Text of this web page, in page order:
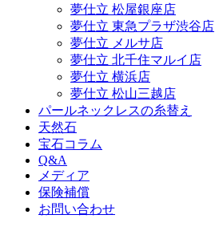
夢仕立 松屋銀座店
夢仕立 東急プラザ渋谷店
夢仕立 メルサ店
夢仕立 北千住マルイ店
夢仕立 横浜店
夢仕立 松山三越店
パールネックレスの糸替え
天然石
宝石コラム
Q&A
メディア
保険補償
お問い合わせ